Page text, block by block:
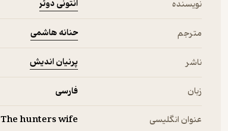
نویسنده آنتونی دوئر
مترجم حنانه هاشمی
ناشر پرنیان اندیش
زبان فارسی
عنوان انگلیسی The hunters wife